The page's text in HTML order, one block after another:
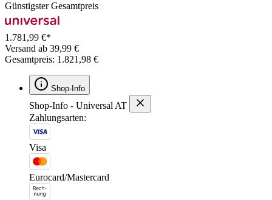
Günstigster Gesamtpreis
1.781,99 €*
Versand ab 39,99 €
Gesamtpreis: 1.821,98 €
Shop-Info
Shop-Info - Universal AT
Zahlungsarten:
Visa
Eurocard/Mastercard